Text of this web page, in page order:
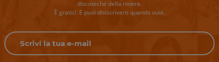
discoteche della riviera.
È gratis!. E puoi disiscriverti quando vuoi.